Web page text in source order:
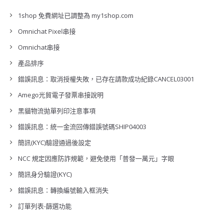
1shop 免費網址已調整為 my1shop.com
Omnichat Pixel串接
Omnichat串接
產品排序
錯誤訊息：取消授權失敗，已存在請款成功紀錄CANCEL03001
Amego光貿電子發票串接說明
黑貓物流拋單列印注意事項
錯誤訊息：統一金流回傳錯誤號碼SHIP04003
簡訊(KYC)驗證通過後設定
NCC 規定因應防詐規範，避免使用「普發一萬元」字眼
簡訊身分驗證(KYC)
錯誤訊息：轉換編號輸入框消失
訂單列表-篩選功能